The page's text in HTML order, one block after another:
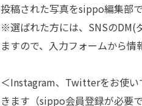
投稿された写真をsippo編集部
※選ばれた方には、SNSのDM(
ますので、入力フォームから情
＜Instagram、Twitterをお使い
きます（sippo会員登録が必要で